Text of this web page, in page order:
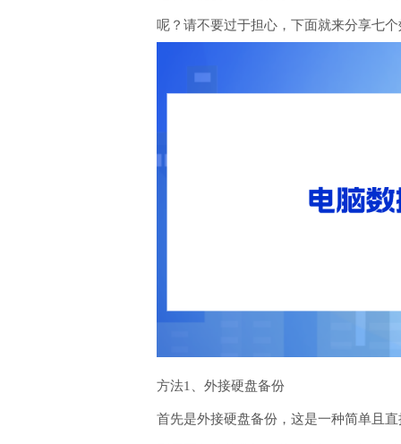
呢？请不要过于担心，下面就来分享七
方法1、外接硬盘备份
首先是外接硬盘备份，这是一种简单且